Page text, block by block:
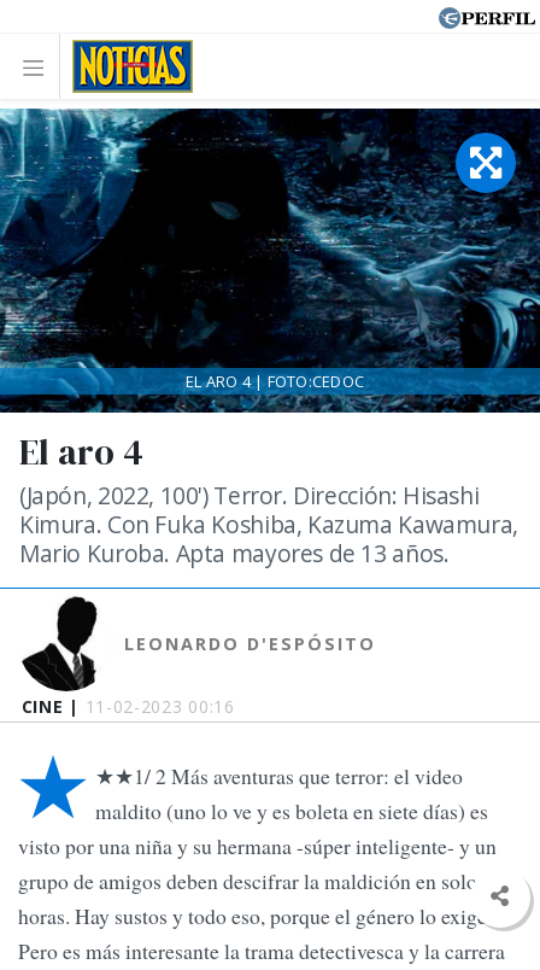
CINE | 11-02-2023 00:16
El aro 4
(Japón, 2022, 100') Terror. Dirección: Hisashi
Kimura. Con Fuka Koshiba, Kazuma Kawamura,
Mario Kuroba. Apta mayores de 13 años.
LEONARDO D'ESPÓSITO
EL ARO 4 | FOTO:CEDOC
★ ★★1/ 2 Más aventuras que terror: el video
maldito (uno lo ve y es boleta en siete días) es
visto por una niña y su hermana -súper inteligente- y un
grupo de amigos deben descifrar la maldición en solo 24
horas. Hay sustos y todo eso, porque el género lo exige.
Pero es más interesante la trama detectivesca y la carrera